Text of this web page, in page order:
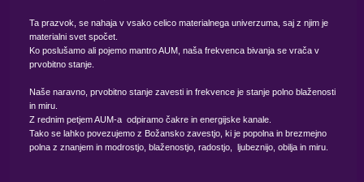
Ta prazvok, se nahaja v vsako celico materialnega univerzuma, saj z njim je
materialni svet spočet.
Ko poslušamo ali pojemo mantro AUM, naša frekvenca bivanja se vrača v
prvobitno stanje.
Naše naravno, prvobitno stanje zavesti in frekvence je stanje polno blaženosti
in miru.
Z rednim petjem AUM-a odpiramo čakre in energijske kanale.
Tako se lahko povezujemo z Božansko zavestjo, ki je popolna in brezmejno
polna z znanjem in modrostjo, blaženostjo, radostjo, ljubeznijo, obilja in miru.